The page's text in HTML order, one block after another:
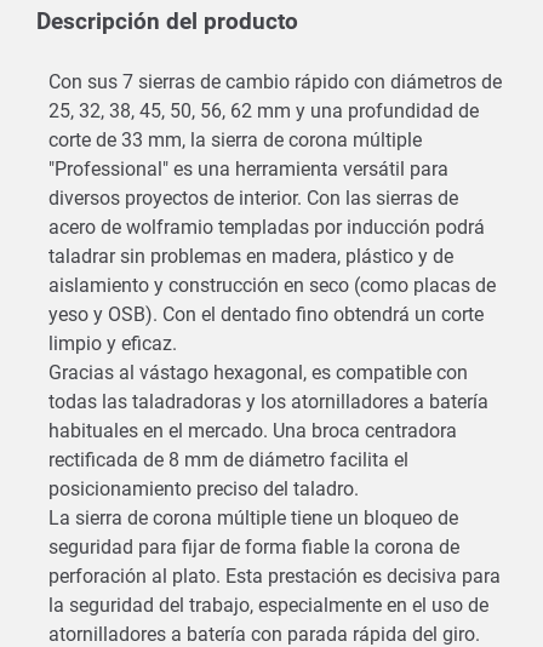
Descripción del producto
Con sus 7 sierras de cambio rápido con diámetros de
25, 32, 38, 45, 50, 56, 62 mm y una profundidad de
corte de 33 mm, la sierra de corona múltiple
"Professional" es una herramienta versátil para
diversos proyectos de interior. Con las sierras de
acero de wolframio templadas por inducción podrá
taladrar sin problemas en madera, plástico y de
aislamiento y construcción en seco (como placas de
yeso y OSB). Con el dentado fino obtendrá un corte
limpio y eficaz.
Gracias al vástago hexagonal, es compatible con
todas las taladradoras y los atornilladores a batería
habituales en el mercado. Una broca centradora
rectificada de 8 mm de diámetro facilita el
posicionamiento preciso del taladro.
La sierra de corona múltiple tiene un bloqueo de
seguridad para fijar de forma fiable la corona de
perforación al plato. Esta prestación es decisiva para
la seguridad del trabajo, especialmente en el uso de
atornilladores a batería con parada rápida del giro.